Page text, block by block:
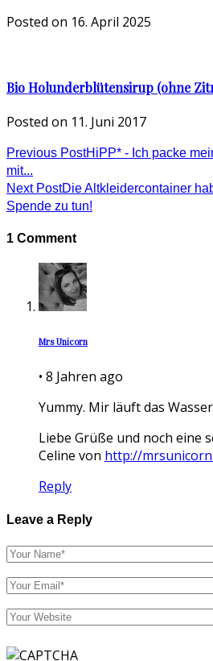
Posted on 16. April 2025
Bio Holunderblütensirup (ohne
Posted on 11. Juni 2017
Previous PostHiPP* - Ich packe
mit...
Next PostDie Altkleidercontainer
Spende zu tun!
1 Comment
Mrs Unicorn
• 8 Jahren ago
Yummy. Mir läuft das
Liebe Grüße und noch eine
Celine von http://
Reply
Leave a Reply